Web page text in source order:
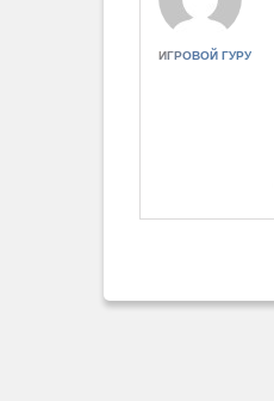
ИГРОВОЙ ГУРУ